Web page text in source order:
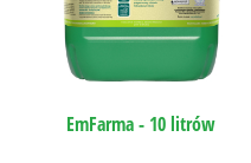
EmFarma - 10 litrów